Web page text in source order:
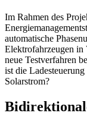
Im Rahmen des
automatische
Elektrofahrzeugen
neue Testverfahren
ist die
Solarstrom?